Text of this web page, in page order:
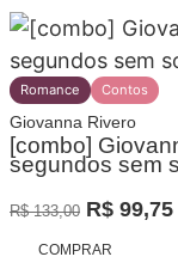
Contos
Romance
Giovanna Rivero
[combo]
segundos sem
R$133,00 O
preço
R$ 99,75O
COMPRAR